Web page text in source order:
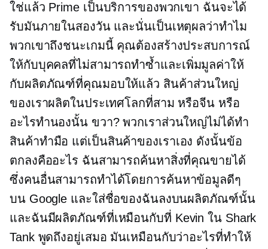
ใช่แล้ว Prime เป็นบริการของพวกเขา ฉันจะได้
รับมันภายในสองวัน และนั่นเป็นเหตุผลว่าทำไม
พวกเขาถึงชนะเกมนี้ คุณต้องสร้างประสบการณ์
ให้กับบุคคลที่ไม่สามารถทำซ้ำและเพิ่มมูลค่าให้
กับผลิตภัณฑ์ที่คุณมอบให้แล้ว สินค้าส่วนใหญ่
ของเราผลิตในประเทศโลกที่สาม หรือจีน หรือ
อะไรทำนองนั้น ขวา? พวกเราส่วนใหญ่ไม่ได้ทำ
สินค้าทำมือ แต่เป็นสินค้าของเราเอง ดังนั้นข้อ
ตกลงคืออะไร ฉันสามารถค้นหาสิ่งที่คุณขายได้
ซึ่งคนอื่นสามารถทำได้โดยการค้นหาข้อมูลดีๆ
บน Google และใส่ชื่อของฉันลงบนผลิตภัณฑ์นั้น
และฉันมีผลิตภัณฑ์ที่เหมือนกับที่ Kevin ใน Shark
Tank พูดถึงอยู่เสมอ มันเหมือนกับว่าอะไรที่ทำให้